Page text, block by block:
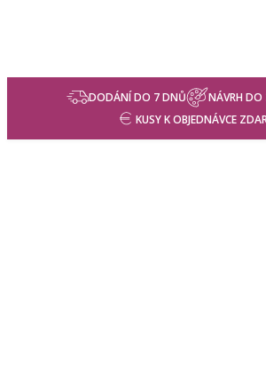
DODÁNÍ DO 7 DNŮ
NÁVRH
KUSY K OBJEDNÁVCE